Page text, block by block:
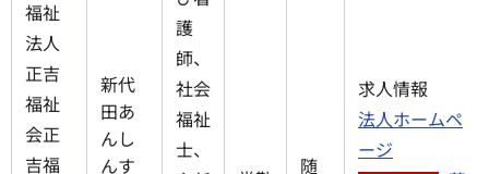
福祉
法人
正吉
福祉
会正
吉福
新代
田あ
んし
んす
護
師、
社会
福祉
士、
随
求人情報
法人ホームペ
ージ